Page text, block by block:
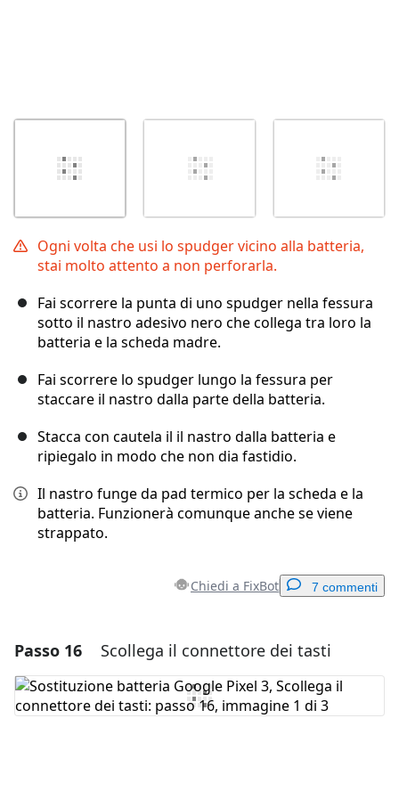
Ogni volta che usi lo spudger vicino alla batteria,
stai molto attento a non perforarla.
Fai scorrere la punta di uno spudger nella fessura
sotto il nastro adesivo nero che collega tra loro la
batteria e la scheda madre.
Fai scorrere lo spudger lungo la fessura per
staccare il nastro dalla parte della batteria.
Stacca con cautela il il nastro dalla batteria e
ripiegalo in modo che non dia fastidio.
Il nastro funge da pad termico per la scheda e la
batteria. Funzionerà comunque anche se viene
strappato.
Chiedi a FixBot 7 commenti
Aggiungi un commento
Aggiungi Commento
Passo 16 Scollega il connettore dei tasti